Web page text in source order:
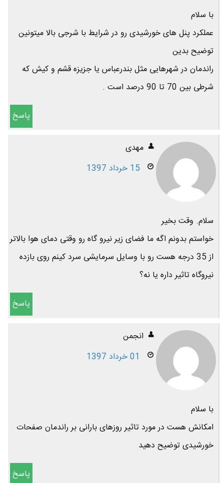
با سلام
عملکرد پنل های خورشیدی رو در شرایط با شرجی بالا میتونین
توضیح بدین
راندمان در شهرهایی مثل بندرعباس یا جزیزه قشم و کیش که
شرطی بین 70 تا 90 درصد است .
پاسخ
مهدی
15 خرداد 1397
سلام. وقت بخیر
خواستم بدونم اگه ما فضای زیر نیرو گاه رو وقتی دمای هوا بالاتر
از 35 درجه هست رو با وسایل سرمایشی سرد کینم روی بازده
نیروگاه تاثیر داره یا نه؟
پاسخ
انجمن
01 خرداد 1397
با سلام
امکانش هست در مورد تاثیر روزهای بارانی بر راندمان صفحات
خورشیدی توضیح دهید
پاسخ